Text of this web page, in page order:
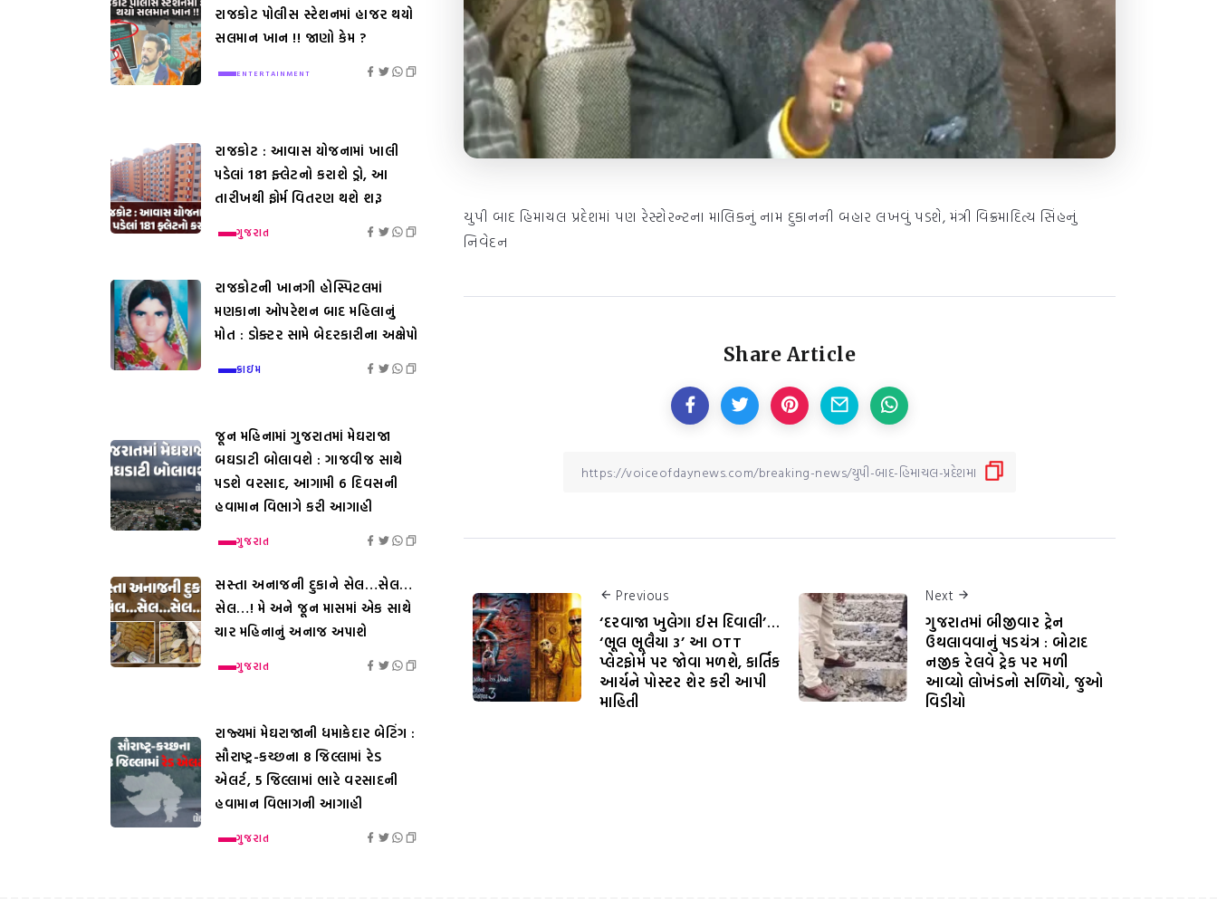
યુપી બાદ હિમાચલ પ્રદેશમાં પણ રેસ્ટોરન્ટના માલિકનું નામ દુકાનની બહાર લખવું પડશે, મંત્રી વિક્રમાદિત્ય સિંહનું
નિવેદન
Share Article
Previous
‘દરવાજા ખુલેગા ઈસ દિવાલી’…
‘ભૂલ ભૂલૈયા 3’ આ OTT
પ્લેટફોર્મ પર જોવા મળશે, કાર્તિક
આર્યને પોસ્ટર શેર કરી આપી
માહિતી
Next
ગુજરાતમાં બીજીવાર ટ્રેન
ઉથલાવવાનું ષડયંત્ર : બોટાદ
નજીક રેલવે ટ્રેક પર મળી
આવ્યો લોખંડનો સળિયો, જુઓ
વિડીયો
રાજકોટ પોલીસ સ્ટેશનમાં હાજર થયો
સલમાન ખાન !! જાણો કેમ ?
ENTERTAINMENT
રાજકોટ : આવાસ યોજનામાં ખાલી
પડેલાં 181 ફ્લેટનો કરાશે ડ્રો, આ
તારીખથી ફોર્મ વિતરણ થશે શરૂ
ગુજરાત
રાજકોટની ખાનગી હોસ્પિટલમાં
મણકાના ઓપરેશન બાદ મહિલાનું
મોત : ડોક્ટર સામે બેદરકારીના અક્ષેપો
ક્રાઇમ
જૂન મહિનામાં ગુજરાતમાં મેઘરાજા
બઘડાટી બોલાવશે : ગાજવીજ સાથે
પડશે વરસાદ, આગામી 6 દિવસની
હવામાન વિભાગે કરી આગાહી
ગુજરાત
સસ્તા અનાજની દુકાને સેલ…સેલ…
સેલ…! મે અને જૂન માસમાં એક સાથે
ચાર મહિનાનું અનાજ અપાશે
ગુજરાત
રાજ્યમાં મેઘરાજાની ધમાકેદાર બેટિંગ :
સૌરાષ્ટ્ર-કચ્છના 8 જિલ્લામાં રેડ
એલર્ટ, 5 જિલ્લામાં ભારે વરસાદની
હવામાન વિભાગની આગાહી
ગુજરાત